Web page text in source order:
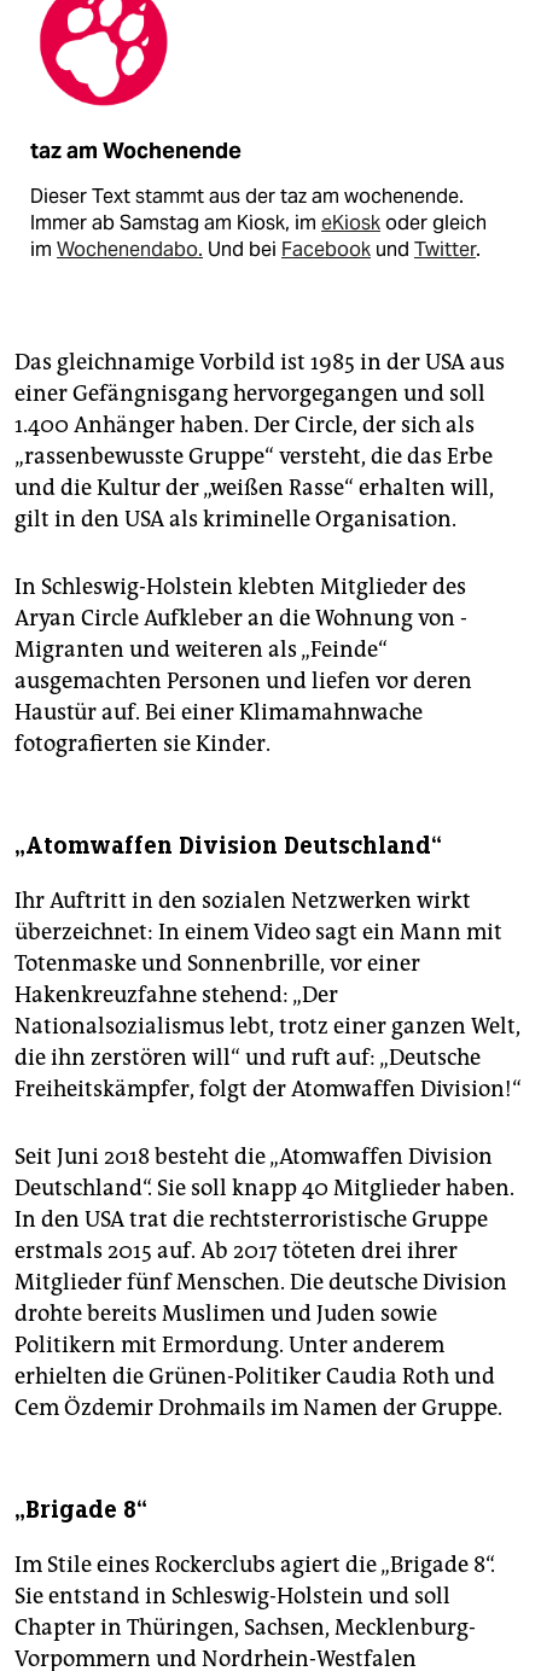
taz am Wochenende
Dieser Text stammt aus der taz am wochenende.
Immer ab Samstag am Kiosk, im eKioskoder gleich
im Wochenendabo. Und bei Facebook und Twitter.
Das gleichnamige Vorbild ist 1985 in der USA aus
einer Gefängnisgang hervorgegangen und soll
1.400 Anhänger haben. Der Circle, der sich als
„rassenbewusste Gruppe“ versteht, die das Erbe
und die Kultur der „weißen Rasse“ erhalten will,
gilt in den USA als kriminelle Organisation.
In Schleswig-Holstein klebten Mitglieder des
Aryan Circle Aufkleber an die Wohnung von ­
Migranten und weiteren als „Feinde“
ausgemachten Personen und liefen vor deren
Haustür auf. Bei einer Klima­mahnwache
fotografierten sie Kinder.
„Atomwaffen Division Deutschland“
Ihr Auftritt in den sozialen Netzwerken wirkt
überzeichnet: In einem Video sagt ein Mann mit
Totenmaske und Sonnenbrille, vor einer
Hakenkreuzfahne ­stehend: „Der
Nationalsozialismus lebt, trotz einer ganzen Welt,
die ihn zerstören will“ und ruft auf: „Deutsche
Freiheitskämpfer, folgt der Atomwaffen Division!“
Seit Juni 2018 besteht die „Atomwaffen Division
Deutschland“. Sie soll knapp 40 Mit­glieder haben.
In den USA trat die rechtsterroristische Gruppe
erstmals 2015 auf. Ab 2017 töteten drei ihrer
Mitglieder fünf Menschen. Die deutsche Division
drohte bereits Muslimen und Juden sowie
Politikern mit Ermordung. Unter anderem
erhielten die Grünen-Politiker Caudia Roth und
Cem Özdemir Drohmails im Namen der Gruppe.
„Brigade 8“
Im Stile eines Rockerclubs agiert die „Brigade 8“.
Sie entstand in Schleswig-Holstein und soll
Chapter in Thüringen, Sachsen, Mecklenburg-
Vorpommern und Nordrhein-Westfalen